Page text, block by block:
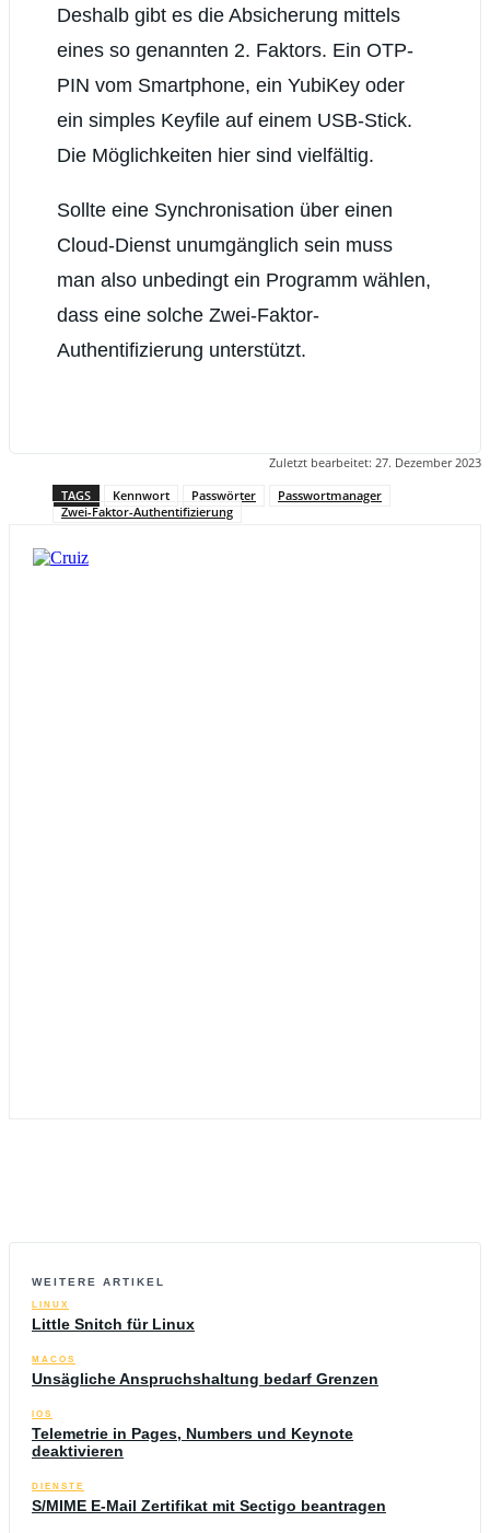
Deshalb gibt es die Absicherung mittels
eines so genannten 2. Faktors. Ein OTP-
PIN vom Smartphone, ein YubiKey oder
ein simples Keyfile auf einem USB-Stick.
Die Möglichkeiten hier sind vielfältig.
Sollte eine Synchronisation über einen
Cloud-Dienst unumgänglich sein muss
man also unbedingt ein Programm wählen,
dass eine solche Zwei-Faktor-
Authentifizierung unterstützt.
Zuletzt bearbeitet: 27. Dezember 2023
TAGS Kennwort Passwörter
Passwortmanager
Zwei-Faktor-Authentifizierung
WEITERE ARTIKEL
LINUX
Little Snitch für Linux
MACOS
Unsägliche Anspruchshaltung bedarf Grenzen
IOS
Telemetrie in Pages, Numbers und Keynote
deaktivieren
DIENSTE
S/MIME E-Mail Zertifikat mit Sectigo beantragen